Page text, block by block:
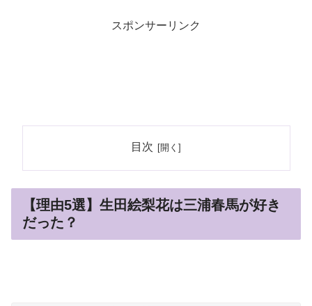
スポンサーリンク
目次
【理由5選】生田絵梨花は三浦春馬が好き
だった？